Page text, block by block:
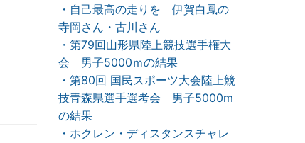
・自己最高の走りを 伊賀白鳳の
寺岡さん・古川さん
・第79回山形県陸上競技選手権大
会 男子5000ｍの結果
・第80回 国民スポーツ大会陸上競
技青森県選手選考会 男子5000m
の結果
・ホクレン・ディスタンスチャレ